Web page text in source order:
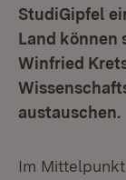
StudiGipfel
Land können
Winfried
austauschen.
Im